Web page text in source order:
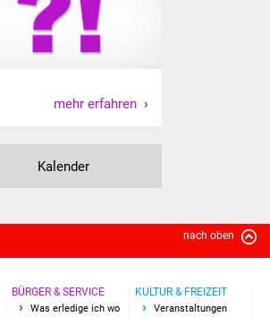
Gewerbeverzeichnis
mehr erfahren
Kalender
nach oben
BÜRGER & SERVICE
Was erledige ich wo
KULTUR & FREIZEIT
Veranstaltungen